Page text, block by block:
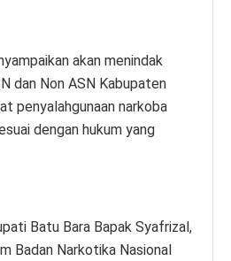
akan menindak
dan Non ASN Kabupaten
penyalahgunaan narkoba
dengan hukum yang
Batu Bara Bapak Syafrizal,
Badan Narkotika Nasional